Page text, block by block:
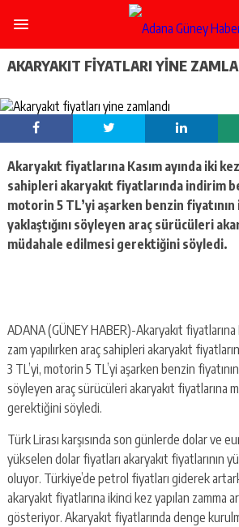
escort
ataşehir
escort
kadıköy
escort
ümraniye
escort
mecidiyeköy
beşiktaş
escort
kartal
escort
maltepe
escort
AKARYAKIT FIYATLARI YINE
Akaryakıt fiyatlarına Kasım ayında iki
sahipleri akaryakıt fiyatlarında indirim
motorin 5 TL’yi aşarken benzin fiyatının
yaklaştığını söyleyen araç sürücüleri
müdahale edilmesi gerektiğini söyledi.
ADANA (GÜNEY HABER)-Akaryakıt fiyatlarına
zam yapılırken araç sahipleri akaryakıt
3 TL’yi, motorin 5 TL’yi aşarken benzin fiyatının
söyleyen araç sürücüleri akaryakıt fiyatlarına
gerektiğini söyledi.
Türk Lirası karşısında son günlerde dolar ve
yükselen dolar fiyatları akaryakıt fiyatlarının
oluyor. Türkiye’de petrol fiyatları giderek
akaryakıt fiyatlarına ikinci kez yapılan zamma
gösteriyor. Akaryakıt fiyatlarında denge